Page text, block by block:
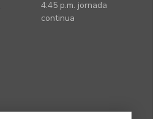
4:45 p.m. jornada
continua